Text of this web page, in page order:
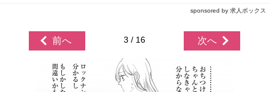
sponsored by 求人ボックス
前へ 3 / 16 次へ